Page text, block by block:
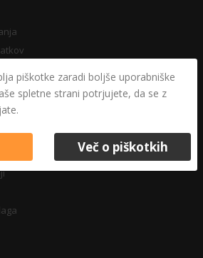
piškotke zaradi boljše uporabniške
spletne strani potrjujete, da se z
Več o piškotkih